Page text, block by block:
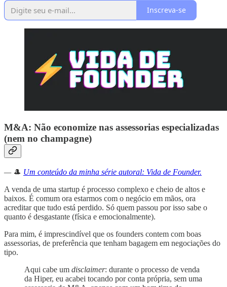
Inscreva-se
M&A: Não economize nas assessorias especializadas
(nem no champagne)
— 🎩 Um conteúdo da minha série autoral: Vida de Founder.
A venda de uma startup é processo complexo e cheio de altos e
baixos. É comum ora estarmos com o negócio em mãos, ora
acreditar que tudo está perdido. Só quem passou por isso sabe o
quanto é desgastante (física e emocionalmente).
Para mim, é imprescindível que os founders contem com boas
assessorias, de preferência que tenham bagagem em negociações do
tipo.
Aqui cabe um disclaimer: durante o processo de venda
da Hiper, eu acabei tocando por conta própria, sem uma